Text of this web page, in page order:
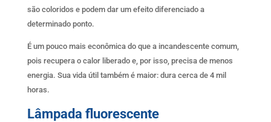
são coloridos e podem dar um efeito diferenciado a
determinado ponto.
É um pouco mais econômica do que a incandescente comum,
pois recupera o calor liberado e, por isso, precisa de menos
energia. Sua vida útil também é maior: dura cerca de 4 mil
horas.
Lâmpada fluorescente